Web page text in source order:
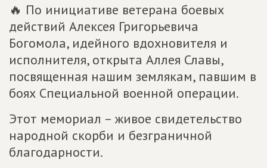
🔥 По инициативе ветерана боевых
действий Алексея Григорьевича
Богомола, идейного вдохновителя и
исполнителя, открыта Аллея Славы,
посвященная нашим землякам, павшим в
боях Специальной военной операции.
Этот мемориал – живое свидетельство
народной скорби и безграничной
благодарности.